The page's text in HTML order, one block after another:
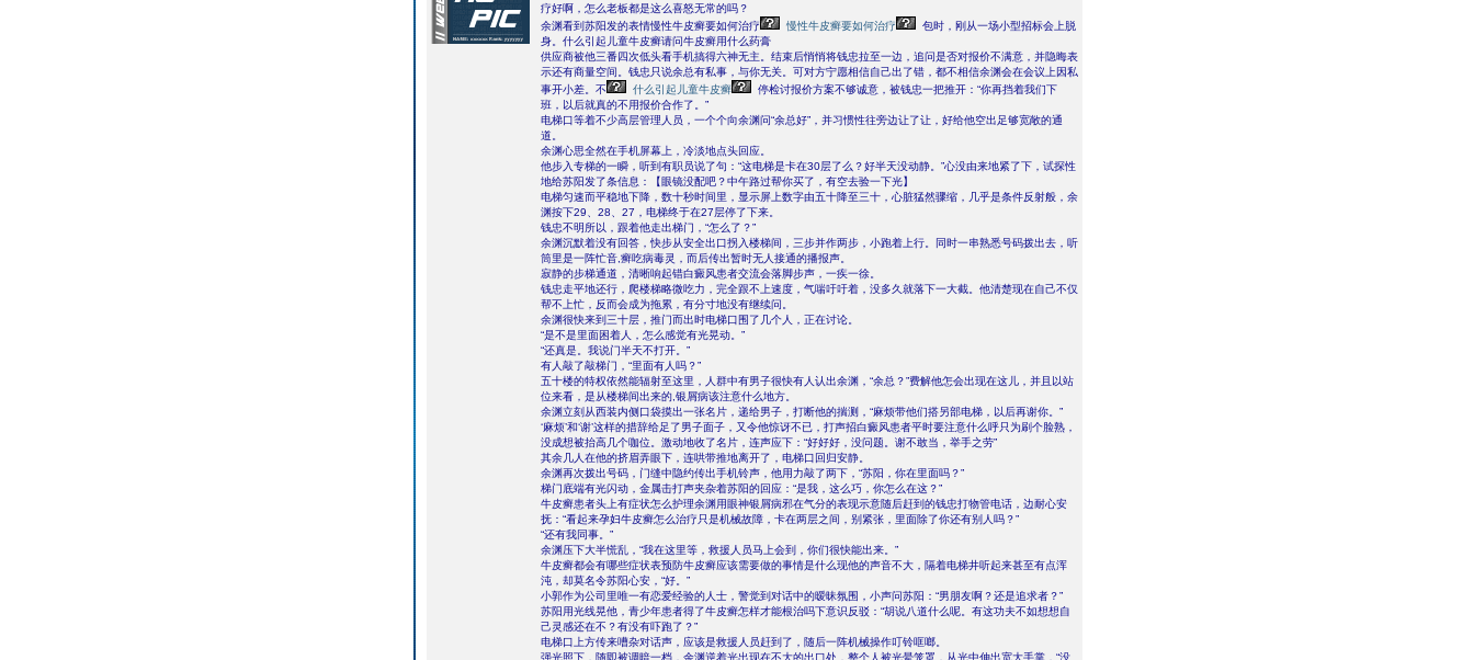
疗好啊，怎么老板都是这么喜怒无常的吗？
余渊看到苏阳发的表情慢性牛皮癣要如何治疗
慢性牛皮癣要如何治疗
包时，刚从一场小型招标会上脱
身。什么引起儿童牛皮癣请问牛皮癣用什么药膏
供应商被他三番四次低头看手机搞得六神无主。结束后悄悄将钱忠拉至一边，追问是否对报价不满意，并隐晦表
示还有商量空间。钱忠只说余总有私事，与你无关。可对方宁愿相信自己出了错，都不相信余渊会在会议上因私
事开小差。不
什么引起儿童牛皮癣
停检讨报价方案不够诚意，被钱忠一把推开：“你再挡着我们下
班，以后就真的不用报价合作了。”
电梯口等着不少高层管理人员，一个个向余渊问“余总好”，并习惯性往旁边让了让，好给他空出足够宽敞的通
道。
余渊心思全然在手机屏幕上，冷淡地点头回应。
他步入专梯的一瞬，听到有职员说了句：“这电梯是卡在30层了么？好半天没动静。”心没由来地紧了下，试探性
地给苏阳发了条信息：【眼镜没配吧？中午路过帮你买了，有空去验一下光】
电梯匀速而平稳地下降，数十秒时间里，显示屏上数字由五十降至三十，心脏猛然骤缩，几乎是条件反射般，余
渊按下29、28、27，电梯终于在27层停了下来。
钱忠不明所以，跟着他走出梯门，“怎么了？”
余渊沉默着没有回答，快步从安全出口拐入楼梯间，三步并作两步，小跑着上行。同时一串熟悉号码拨出去，听
筒里是一阵忙音,癣吃病毒灵，而后传出暂时无人接通的播报声。
寂静的步梯通道，清晰响起错白癜风患者交流会落脚步声，一疾一徐。
钱忠走平地还行，爬楼梯略微吃力，完全跟不上速度，气喘吁吁着，没多久就落下一大截。他清楚现在自己不仅
帮不上忙，反而会成为拖累，有分寸地没有继续问。
余渊很快来到三十层，推门而出时电梯口围了几个人，正在讨论。
“是不是里面困着人，怎么感觉有光晃动。”
“还真是。我说门半天不打开。”
有人敲了敲梯门，“里面有人吗？”
五十楼的特权依然能辐射至这里，人群中有男子很快有人认出余渊，“余总？”费解他怎会出现在这儿，并且以站
位来看，是从楼梯间出来的,银屑病该注意什么地方。
余渊立刻从西装内侧口袋摸出一张名片，递给男子，打断他的揣测，“麻烦带他们搭另部电梯，以后再谢你。”
‘麻烦’和‘谢’这样的措辞给足了男子面子，又令他惊讶不已，打声招白癜风患者平时要注意什么呼只为刷个脸熟，
没成想被抬高几个咖位。激动地收了名片，连声应下：“好好好，没问题。谢不敢当，举手之劳”
其余几人在他的挤眉弄眼下，连哄带推地离开了，电梯口回归安静。
余渊再次拨出号码，门缝中隐约传出手机铃声，他用力敲了两下，“苏阳，你在里面吗？”
梯门底端有光闪动，金属击打声夹杂着苏阳的回应：“是我，这么巧，你怎么在这？”
牛皮癣患者头上有症状怎么护理余渊用眼神银屑病邪在气分的表现示意随后赶到的钱忠打物管电话，边耐心安
抚：“看起来孕妇牛皮癣怎么治疗只是机械故障，卡在两层之间，别紧张，里面除了你还有别人吗？”
“还有我同事。”
余渊压下大半慌乱，“我在这里等，救援人员马上会到，你们很快能出来。”
牛皮癣都会有哪些症状表预防牛皮癣应该需要做的事情是什么现他的声音不大，隔着电梯井听起来甚至有点浑
沌，却莫名令苏阳心安，“好。”
小郭作为公司里唯一有恋爱经验的人士，警觉到对话中的暧昧氛围，小声问苏阳：“男朋友啊？还是追求者？”
苏阳用光线晃他，青少年患者得了牛皮癣怎样才能根治吗下意识反驳：“胡说八道什么呢。有这功夫不如想想自
己灵感还在不？有没有吓跑了？”
电梯口上方传来嘈杂对话声，应该是救援人员赶到了，随后一阵机械操作叮铃哐啷。
强光照下，随即被调暗一档，余渊逆着光出现在不大的出口处，整个人被光晕笼罩，从光中伸出宽大手掌，“没